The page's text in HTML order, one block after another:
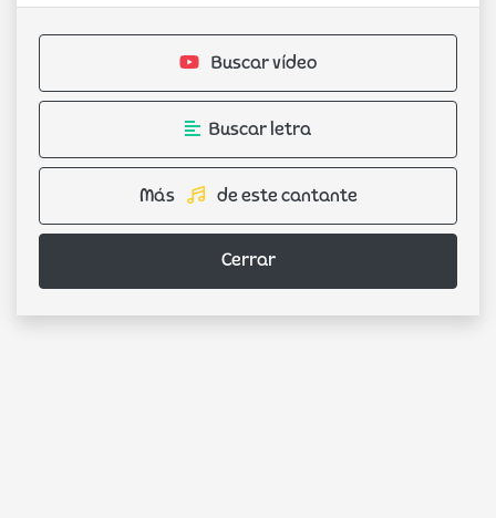
Buscar vídeo
Buscar letra
Más de este cantante
Cerrar